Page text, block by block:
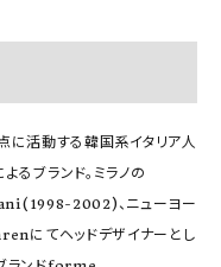
に活動する韓国系イタリア人
ブランド。ミラノの
2002)、ニューヨー
にてヘッドデザイナーとし